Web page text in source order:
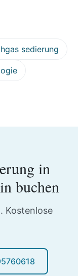
sedierung
in
buchen
Kostenlose